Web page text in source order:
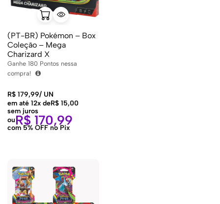
(PT-BR) Pokémon – Box
Coleção – Mega
Charizard X
Ganhe 180 Pontos nessa
compra!
R$ 179,99/ UN
em até 12x deR$ 15,00
sem juros
ouR$ 170,99
com 5% OFF no Pix